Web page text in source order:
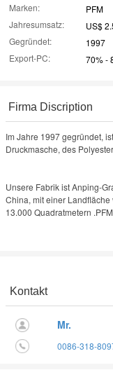
Marken:
PFM
Jahresumsatz:
US$
Gegründet:
1997
Export-PC:
70% -
Firma Discription
Im Jahre 1997 gegründet,
Druckmasche, des
Unsere Fabrik ist Anping-
China, mit einer
13.000 Quadratmetern
P7100&P7150 Sulzer
vereinbart.
Mit mehr als 20 Jahren
Masche und der
filtert. Unsere starke R&D-
Kontakt
Mr.
0086-318-